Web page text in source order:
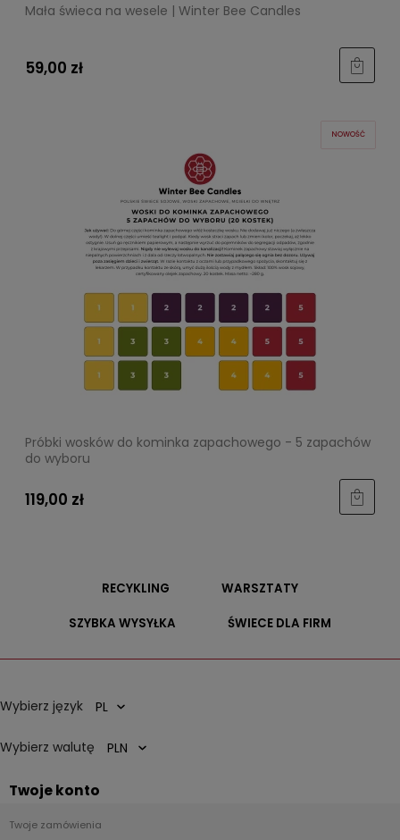
Mała świeca na wesele | Winter Bee Candles
59,00 zł
Próbki wosków do kominka zapachowego - 5 zapachów
do wyboru
119,00 zł
NOWOŚĆ
RECYKLING WARSZTATY
SZYBKA WYSYŁKA ŚWIECE DLA FIRM
Wybierz język
Wybierz walutę
Twoje konto
Twoje zamówienia